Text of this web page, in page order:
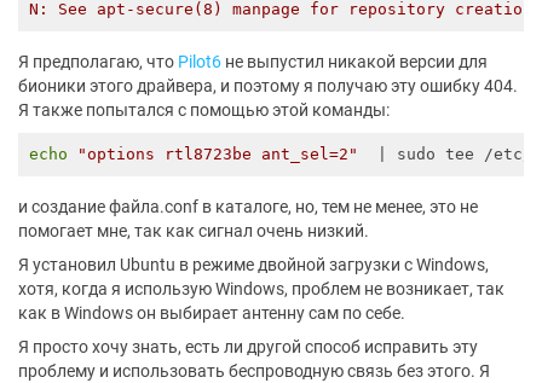
Я предполагаю, что Pilot6 не выпустил никакой версии для
бионики этого драйвера, и поэтому я получаю эту ошибку 404.
Я также попытался с помощью этой команды:
echo "options rtl8723be ant_sel=2"
и создание файла.conf в каталоге, но, тем не менее, это не
помогает мне, так как сигнал очень низкий.
Я установил Ubuntu в режиме двойной загрузки с Windows,
хотя, когда я использую Windows, проблем не возникает, так
как в Windows он выбирает антенну сам по себе.
Я просто хочу знать, есть ли другой способ исправить эту
проблему и использовать беспроводную связь без этого. Я